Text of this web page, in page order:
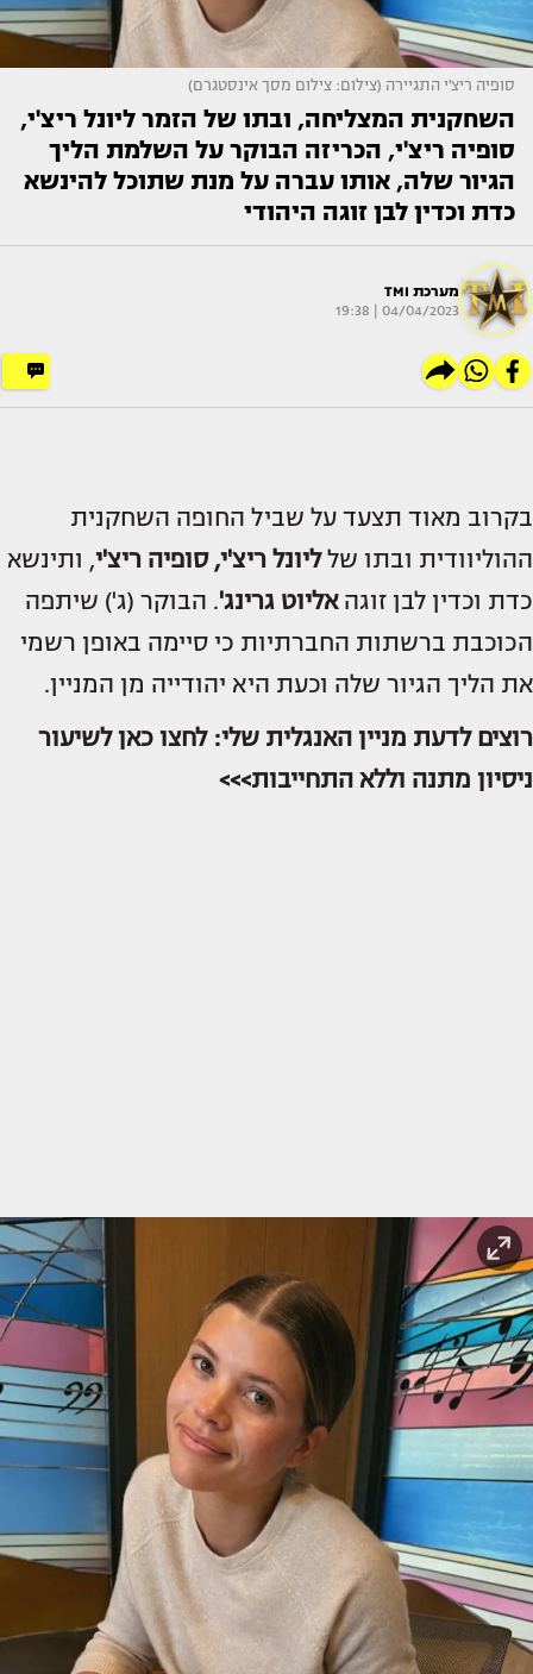
סופיה ריצ'י התגיירה (צילום: צילום מסך אינסטגרם)
השחקנית המצליחה, ובתו של הזמר ליונל ריצ'י,
סופיה ריצ'י, הכריזה הבוקר על השלמת הליך
הגיור שלה, אותו עברה על מנת שתוכל להינשא
כדת וכדין לבן זוגה היהודי
מערכת TMI
04/04/2023 | 19:38
בקרוב מאוד תצעד על שביל החופה השחקנית
ההוליוודית ובתו שלליונל ריצ'י, סופיה ריצ'י, ותינשא
כדת וכדין לבן זוגה אליוט גרינג'. הבוקר (ג') שיתפה
הכוכבת ברשתות החברתיות כי סיימה באופן רשמי
את הליך הגיור שלה וכעת היא יהודייה מן המניין.
רוצים לדעת מניין האנגלית שלי: לחצו כאן לשיעור
ניסיון מתנה וללא התחייבות>>>